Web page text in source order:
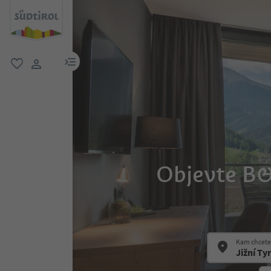
odkaz na menu
Objevte
Kam